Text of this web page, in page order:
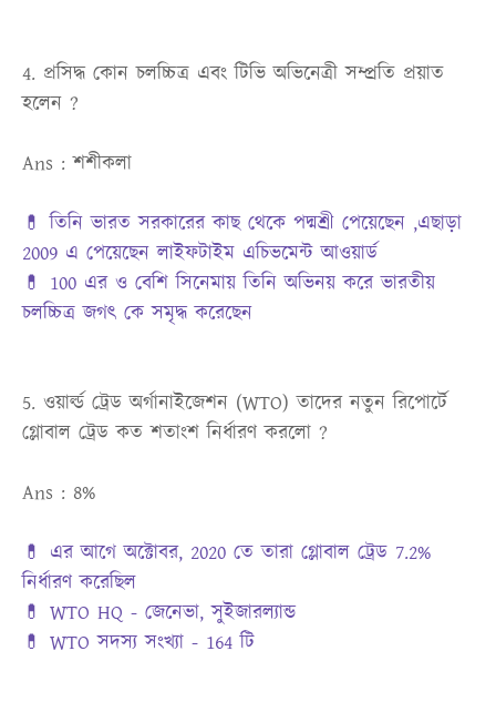
4. প্রসিদ্ধ কোন চলচ্চিত্র এবং টিভি অভিনেত্রী সম্প্রতি প্রয়াত
হলেন ?
Ans : শশীকলা
💊 তিনি ভারত সরকারের কাছ থেকে পদ্মশ্রী পেয়েছেন ,এছাড়া
2009 এ পেয়েছেন লাইফটাইম এচিভমেন্ট আওয়ার্ড
💊 100 এর ও বেশি সিনেমায় তিনি অভিনয় করে ভারতীয়
চলচ্চিত্র জগৎ কে সমৃদ্ধ করেছেন
5. ওয়ার্ল্ড ট্রেড অর্গানাইজেশন (WTO) তাদের নতুন রিপোর্টে
গ্লোবাল ট্রেড কত শতাংশ নির্ধারণ করলো ?
Ans : 8%
💊 এর আগে অক্টোবর, 2020 তে তারা গ্লোবাল ট্রেড 7.2%
নির্ধারণ করেছিল
💊 WTO HQ - জেনেভা, সুইজারল্যান্ড
💊 WTO সদস্য সংখ্যা - 164 টি